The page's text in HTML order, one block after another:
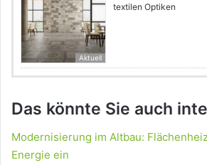
Aktuell
textilen Optiken
Das könnte Sie auch
Modernisierung im Altbau:
Energie ein